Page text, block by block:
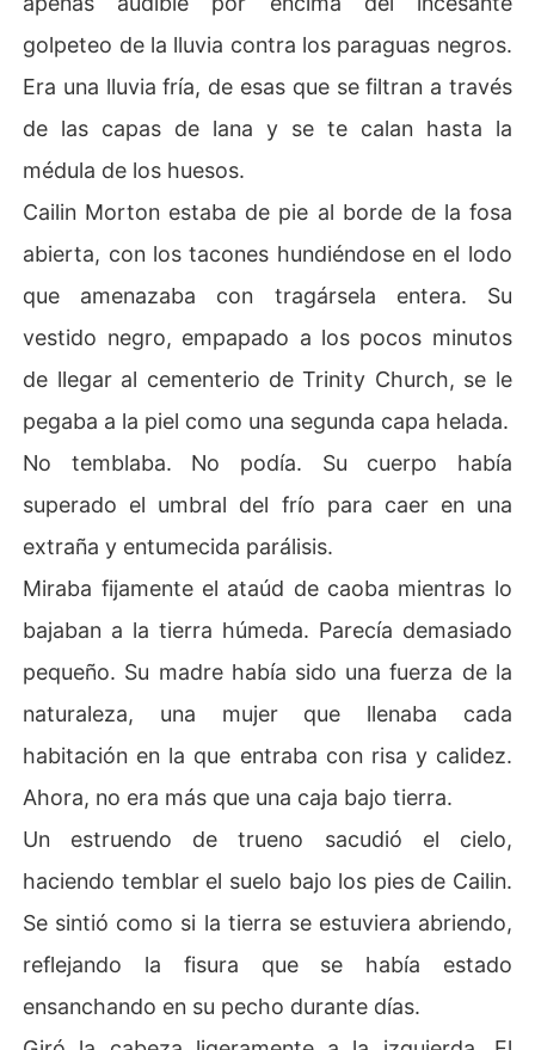
A la mañana siguiente, me esfumé. Dejé sobre la mesa l
os papeles de divorcio firmados y un expediente médic
o falsificado de un aborto de emergencia. Quería que si
ntiera que lo había perdido todo.
y la esposa sumisa, sino "Cali", una figura temida en el
mercado negro.
Y Custodio acaba de encontrar su preciado Maybach d
estrozado con pintura rosa.
En el capó, una mano infantil escribió dos palabras que
lo perseguirán por siempre:
"MAL PADRE".
golpeteo de la lluvia contra los paraguas negros.
Era una lluvia fría, de esas que se filtran a través
de las capas de lana y se te calan hasta la
médula de los huesos.
Cailin Morton estaba de pie al borde de la fosa
abierta, con los tacones hundiéndose en el lodo
que amenazaba con tragársela entera. Su
vestido negro, empapado a los pocos minutos
de llegar al cementerio de Trinity Church, se le
pegaba a la piel como una segunda capa helada.
No temblaba. No podía. Su cuerpo había
superado el umbral del frío para caer en una
extraña y entumecida parálisis.
Miraba fijamente el ataúd de caoba mientras lo
bajaban a la tierra húmeda. Parecía demasiado
pequeño. Su madre había sido una fuerza de la
naturaleza, una mujer que llenaba cada
habitación en la que entraba con risa y calidez.
Ahora, no era más que una caja bajo tierra.
Un estruendo de trueno sacudió el cielo,
haciendo temblar el suelo bajo los pies de Cailin.
Se sintió como si la tierra se estuviera abriendo,
reflejando la fisura que se había estado
ensanchando en su pecho durante días.